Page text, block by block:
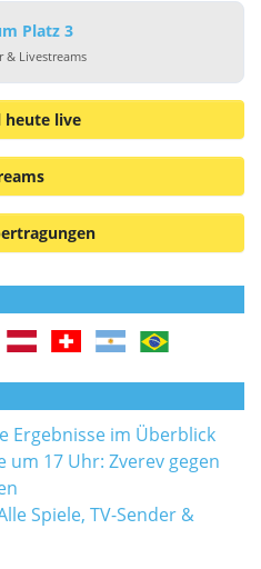
Platz 3
& Livestreams
heute live
Ergebnisse im Überblick
17 Uhr: Zverev gegen
Spiele, TV-Sender &